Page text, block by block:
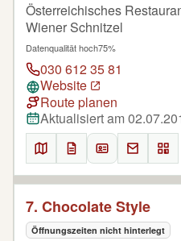
Österreichisches
Wiener Schnitzel
Datenqualität hoch75%
030 612 35 81
Website
Route planen
Aktualisiert am
7. Chocolate Style
Öffnungszeiten nicht hinterlegt